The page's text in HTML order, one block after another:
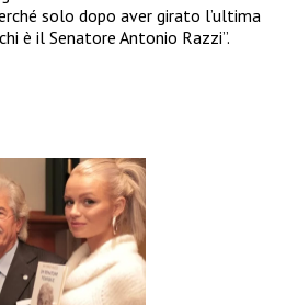
solo dopo aver girato l’ultima
è il Senatore Antonio Razzi”.